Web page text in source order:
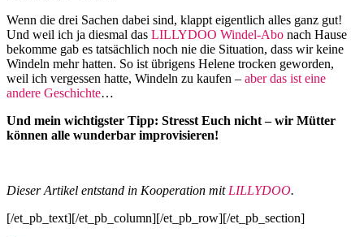
Wenn die drei Sachen dabei sind, klappt eigentlich alles ganz gut!
Und weil ich ja diesmal das LILLYDOO Windel-Abo nach Hause
bekomme gab es tatsächlich noch nie die Situation, dass wir keine
Windeln mehr hatten. So ist übrigens Helene trocken geworden,
weil ich vergessen hatte, Windeln zu kaufen – aber das ist eine
andere Geschichte…
Und mein wichtigster Tipp: Stresst Euch nicht – wir Mütter
können alle wunderbar improvisieren!
Dieser Artikel entstand in Kooperation mit LILLYDOO.
[/et_pb_text][/et_pb_column][/et_pb_row][/et_pb_section]